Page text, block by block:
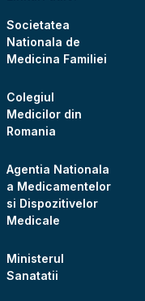
Societatea
Nationala de
Medicina Familiei
Colegiul
Medicilor din
Romania
Agentia Nationala
a Medicamentelor
si Dispozitivelor
Medicale
Ministerul
Sanatatii